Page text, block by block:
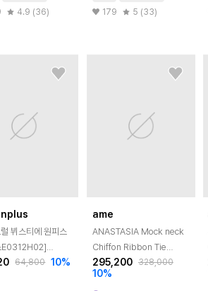
4.9 (36) 179 5 (33)
뷔스티에 원피스
E0312H02]
64,800 10%
ame
ANASTASIA Mock neck
Chiffon Ribbon Tie
Flared Dress_Ivory
Flower
295,200 328,000
10%